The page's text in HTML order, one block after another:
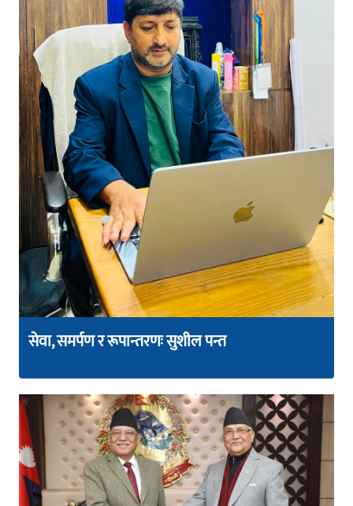
सेवा, समर्पण र रूपान्तरणः सुशील पन्त